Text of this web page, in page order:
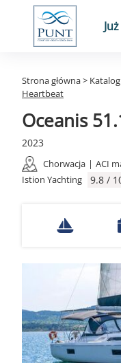
Już
Strona główna> Katalog
Heartbeat
Oceanis
2023
Chorwacja | ACI
Istion Yachting
9.8 /